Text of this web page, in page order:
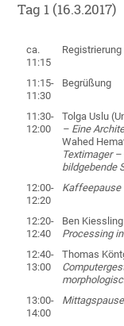
Tag 1 (16.3.2017)
ca.
11:15
Registrierung
11:15-
11:30
Begrüßung
11:30-
12:00
Tolga Uslu
– Eine
Wahed
Textimager
bildgebende
12:00-
12:20
Kaffeepause
12:20-
12:40
Ben
Processing
12:40-
13:00
Thomas
13:00-
14:00
Mittagspause